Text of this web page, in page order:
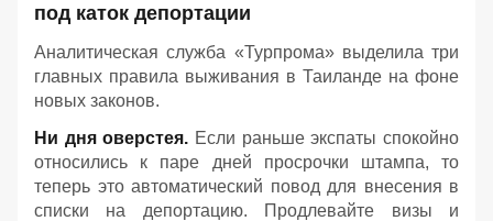
под каток депортации
Аналитическая служба «Турпрома» выделила три
главных правила выживания в Таиланде на фоне
новых законов.
Ни дня оверстея. Если раньше экспаты спокойно
относились к паре дней просрочки штампа, то
теперь это автоматический повод для внесения в
списки на депортацию. Продлевайте визы и